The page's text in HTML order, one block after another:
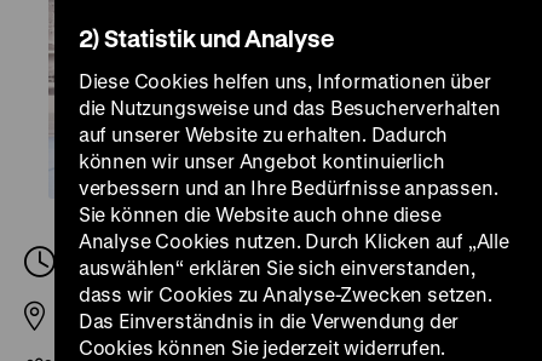
Samstag, 30. August 2025, 20.00-20.30 Uhr
Pei-Bau
2) Statistik und Analyse
Diese Cookies helfen uns, Informationen über
die Nutzungsweise und das Besucherverhalten
auf unserer Website zu erhalten. Dadurch
können wir unser Angebot kontinuierlich
verbessern und an Ihre Bedürfnisse anpassen.
Sie können die Website auch ohne diese
Analyse Cookies nutzen. Durch Klicken auf „Alle
auswählen“ erklären Sie sich einverstanden,
dass wir Cookies zu Analyse-Zwecken setzen.
Das Einverständnis in die Verwendung der
Cookies können Sie jederzeit widerrufen.